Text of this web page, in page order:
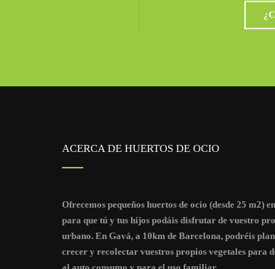
ACERCA DE HUERTOS DE OCIO
Ofrecemos pequeños huertos de ocio (desde 25 m2)
para que tú y tus hijos podáis disfrutar de vuestro
urbano. En Gavá, a 10km de Barcelona, podréis
crecer y recolectar vuestros propios vegetales para